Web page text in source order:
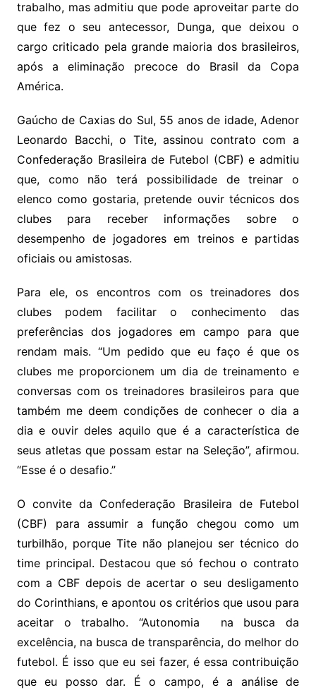
trabalho, mas admitiu que pode aproveitar parte do
que fez o seu antecessor, Dunga, que deixou o
cargo criticado pela grande maioria dos brasileiros,
após a eliminação precoce do Brasil da Copa
América.
Gaúcho de Caxias do Sul, 55 anos de idade, Adenor
Leonardo Bacchi, o Tite, assinou contrato com a
Confederação Brasileira de Futebol (CBF) e admitiu
que, como não terá possibilidade de treinar o
elenco como gostaria, pretende ouvir técnicos dos
clubes para receber informações sobre o
desempenho de jogadores em treinos e partidas
oficiais ou amistosas.
Para ele, os encontros com os treinadores dos
clubes podem facilitar o conhecimento das
preferências dos jogadores em campo para que
rendam mais. “Um pedido que eu faço é que os
clubes me proporcionem um dia de treinamento e
conversas com os treinadores brasileiros para que
também me deem condições de conhecer o dia a
dia e ouvir deles aquilo que é a característica de
seus atletas que possam estar na Seleção”, afirmou.
“Esse é o desafio.”
O convite da Confederação Brasileira de Futebol
(CBF) para assumir a função chegou como um
turbilhão, porque Tite não planejou ser técnico do
time principal. Destacou que só fechou o contrato
com a CBF depois de acertar o seu desligamento
do Corinthians, e apontou os critérios que usou para
aceitar o trabalho. “Autonomia na busca da
excelência, na busca de transparência, do melhor do
futebol. É isso que eu sei fazer, é essa contribuição
que eu posso dar. É o campo, é a análise de